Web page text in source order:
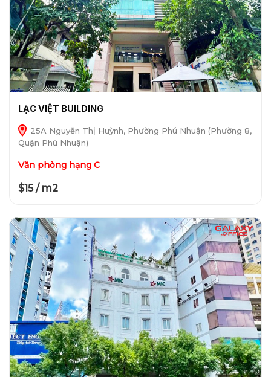
LẠC VIỆT BUILDING
25A Nguyễn Thị Huỳnh, Phường Phú Nhuận (Phường 8,
Quận Phú Nhuận)
Văn phòng hạng C
$15 / m2